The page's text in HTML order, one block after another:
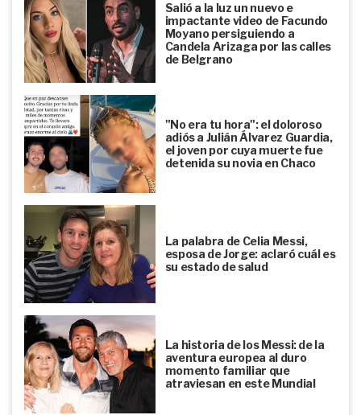
Salió a la luz un nuevo e
impactante video de Facundo
Moyano persiguiendo a
Candela Arizaga por las calles
de Belgrano
"No era tu hora": el doloroso
adiós a Julián Álvarez Guardia,
el joven por cuya muerte fue
detenida su novia en Chaco
La palabra de Celia Messi,
esposa de Jorge: aclaró cuál es
su estado de salud
La historia de los Messi: de la
aventura europea al duro
momento familiar que
atraviesan en este Mundial